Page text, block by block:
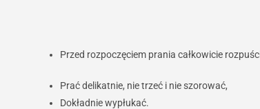
Przed rozpoczęciem prania całkowicie
Prać delikatnie, nie trzeć i nie szorować,
Dokładnie wypłukać.